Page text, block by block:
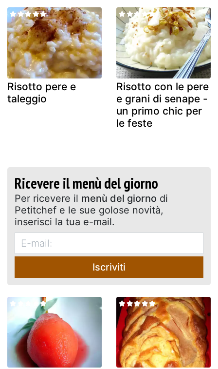
Risotto pere e
taleggio
Risotto con le pere
e grani di senape -
un primo chic per
le feste
Ricevere il menù del giorno
Per ricevere il menù del giorno di
Petitchef e le sue golose novità,
inserisci la tua e-mail.
Iscriviti